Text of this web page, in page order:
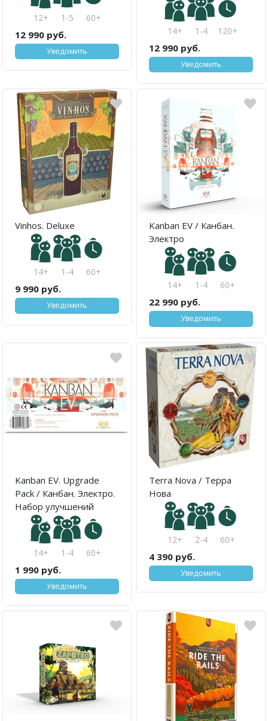
12+ 1-5 60+
12 990 руб.
Уведомить
14+ 1-4 120+
12 990 руб.
Уведомить
Vinhos. Deluxe
14+ 1-4 60+
9 990 руб.
Уведомить
Kanban EV / Канбан.
Электро
14+ 1-4 60+
22 990 руб.
Уведомить
Kanban EV. Upgrade
Pack / Канбан. Электро.
Набор улучшений
14+ 1-4 60+
1 990 руб.
Уведомить
Terra Nova / Терра
Нова
12+ 2-4 60+
4 390 руб.
Уведомить